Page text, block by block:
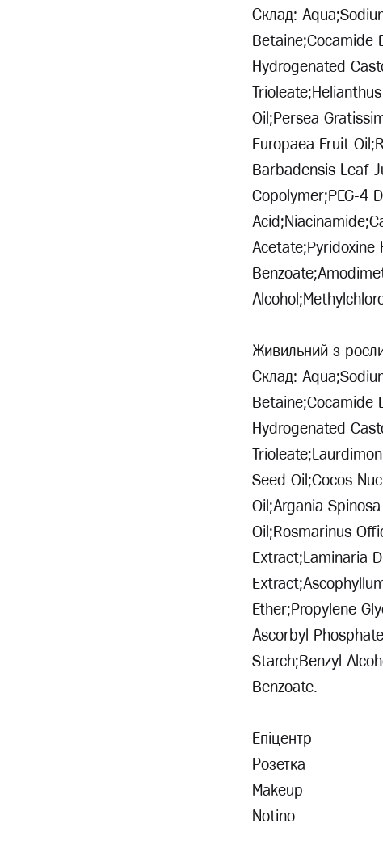
Склад:
Betaine;Cocamide
Hydrogenated
Oil;Persea
Europaea Fruit
Barbadensis Leaf
Copolymer;PEG-4
Acetate;Pyridoxine
Живильний з
Склад:
Betaine;Cocamide
Hydrogenated
Seed Oil;Cocos
Oil;Argania
Oil;Rosmarinus
Extract;Laminaria
Ether;Propylene
Ascorbyl
Starch;Benzyl
Benzoate.
Епіцентр
Розетка
Makeup
Notino